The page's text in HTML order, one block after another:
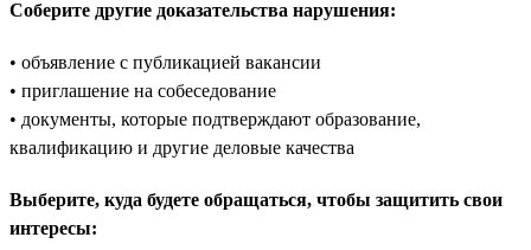
Соберите другие доказательства нарушения:
• объявление с публикацией вакансии
• приглашение на собеседование
• документы, которые подтверждают образование,
квалификацию и другие деловые качества
Выберите, куда будете обращаться, чтобы защитить свои
интересы: